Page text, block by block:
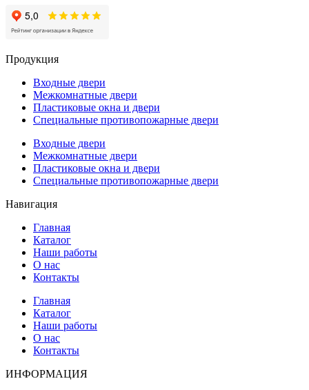
Продукция
Входные двери
Межкомнатные двери
Пластиковые окна и двери
Специальные противопожарные двери
Входные двери
Межкомнатные двери
Пластиковые окна и двери
Специальные противопожарные двери
Навигация
Главная
Каталог
Наши работы
О нас
Контакты
Главная
Каталог
Наши работы
О нас
Контакты
ИНФОРМАЦИЯ